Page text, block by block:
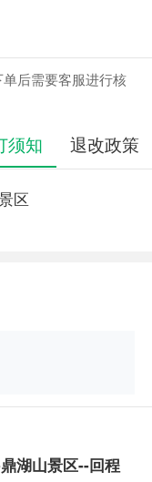
后需要客服进行核
须知 退改政策
区
湖山景区--回程